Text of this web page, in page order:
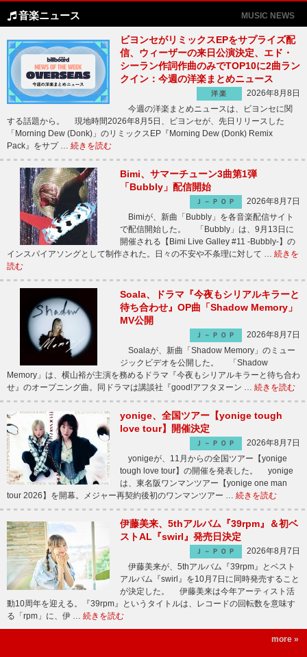
音楽ニュース MUSIC NEWS
ビヨンセがリミックスEPをサプライズ配
信、ウィーザーの来日公演決定、エド・
シーラン作詞作曲のみでTOP10に2曲ラン
クイン：今週の洋楽まとめニュース
洋楽
2026年8月8日
今週の洋楽まとめニュースは、ビヨンセに関
する話題から。 現地時間2026年8月5日、ビヨンセが、先日リリースした
「Morning Dew (Donk)」のリミックスEP『Morning Dew (Donk) Remix
Pack』をサプ … 続きを読む
Bimi、サマーチューン3曲第1弾
「Bubbly」配信開始
Ｊ－ＰＯＰ
2026年8月7日
Bimiが、新曲「Bubbly」を各音楽配信サイト
で配信開始した。 「Bubbly」は、9月13日に
開催される【Bimi Live Galley #11 -Bubbly-】の
インスパイアソングとして制作された。日々の不安や不条理に対して … 続きを
読む
Soala、ドラマ『今夜もシリアルキラーと
待ち合わせ』OP曲「Shadow Memory」
MV公開
Ｊ－ＰＯＰ
2026年8月7日
Soalaが、新曲「Shadow Memory」のミュー
ジックビデオを公開した。 「Shadow
Memory」は、横山裕が主演を務めるドラマ『今夜もシリアルキラーと待ち合わ
せ』のオープニング曲。同ドラマは講談社『good!アフタヌーン … 続きを読む
yonige、全国ツアー【yonige tough
love tour】開催決定
Ｊ－ＰＯＰ
2026年8月7日
yonigeが、11月からの全国ツアー【yonige
tough love tour】の開催を発表した。 yonige
は、東名阪ワンマンツアー【yonige one man
tour 2026】を開幕。メジャー再契約後初のワンマンツアー … 続きを読む
伊藤美来、5thアルバム『39rpm』＆初ベ
ストAL『swirl』発売日決定
Ｊ－ＰＯＰ
2026年8月7日
伊藤美来が、5thアルバム『39rpm』とベスト
アルバム『swirl』を10月7日に同時発売すること
が決定した。 伊藤美来は今年アーティスト活
動10周年を迎える。『39rpm』というタイトルは、レコードの回転数を意味す
る「rpm」に、伊 … 続きを読む
more »